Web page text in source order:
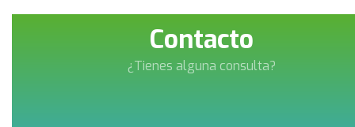
Contacto
¿Tienes alguna consulta?